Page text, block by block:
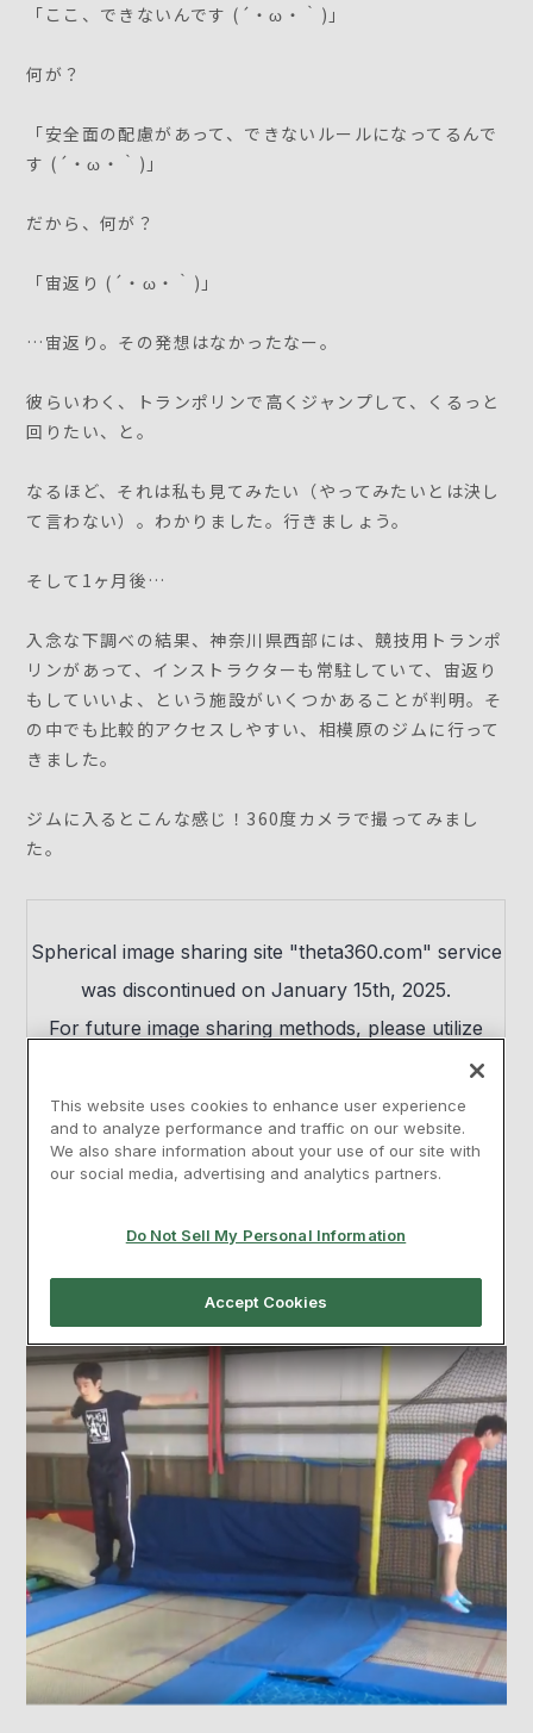
「ここ、できないんです (´・ω・｀)」
何が？
「安全面の配慮があって、できないルールになってるんで
す (´・ω・｀)」
だから、何が？
「宙返り (´・ω・｀)」
…宙返り。その発想はなかったなー。
彼らいわく、トランポリンで高くジャンプして、くるっと
回りたい、と。
なるほど、それは私も見てみたい（やってみたいとは決し
て言わない）。わかりました。行きましょう。
そして1ヶ月後…
入念な下調べの結果、神奈川県西部には、競技用トランポ
リンがあって、インストラクターも常駐していて、宙返り
もしていいよ、という施設がいくつかあることが判明。そ
の中でも比較的アクセスしやすい、相模原のジムに行って
きました。
ジムに入るとこんな感じ！360度カメラで撮ってみまし
た。